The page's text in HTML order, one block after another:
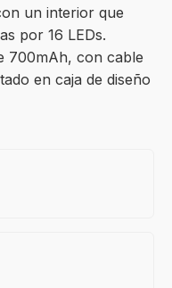
un interior que
por 16 LEDs.
700mAh, con cable
en caja de diseño